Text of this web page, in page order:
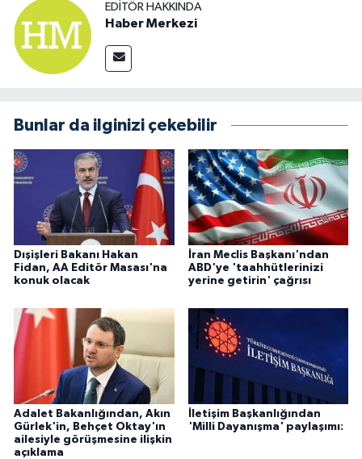
EDITÖR HAKKINDA
Haber Merkezi
Bunlar da ilginizi çekebilir
Dışişleri Bakanı Hakan
Fidan, AA Editör Masası'na
konuk olacak
İran Meclis Başkanı'ndan
ABD'ye 'taahhütlerinizi
yerine getirin' çağrısı
Adalet Bakanlığından, Akın
Gürlek'in, Behçet Oktay'ın
ailesiyle görüşmesine ilişkin
açıklama
İletişim Başkanlığından
'Milli Dayanışma' paylaşımı: